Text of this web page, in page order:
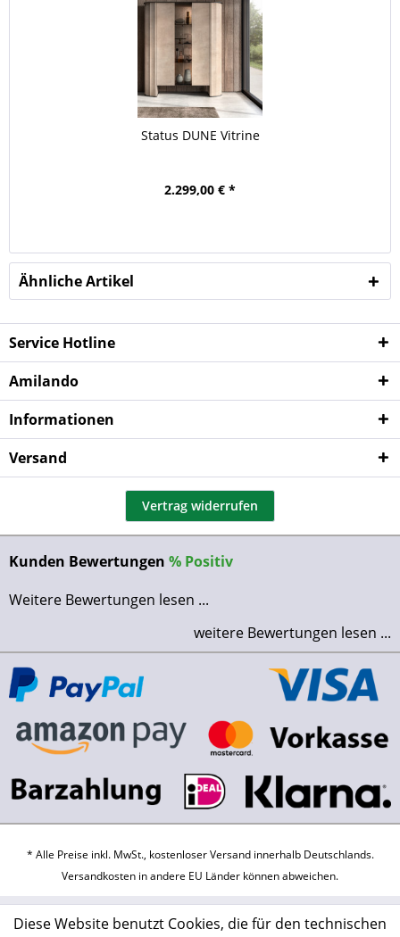
Status DUNE Vitrine
2.299,00 € *
Ähnliche Artikel
Service Hotline
Amilando
Informationen
Versand
Vertrag widerrufen
Kunden Bewertungen % Positiv
Weitere Bewertungen lesen ...
weitere Bewertungen lesen ...
* Alle Preise inkl. MwSt., kostenloser Versand innerhalb Deutschlands.
Versandkosten in andere EU Länder können abweichen.
Diese Website benutzt Cookies, die für den technischen